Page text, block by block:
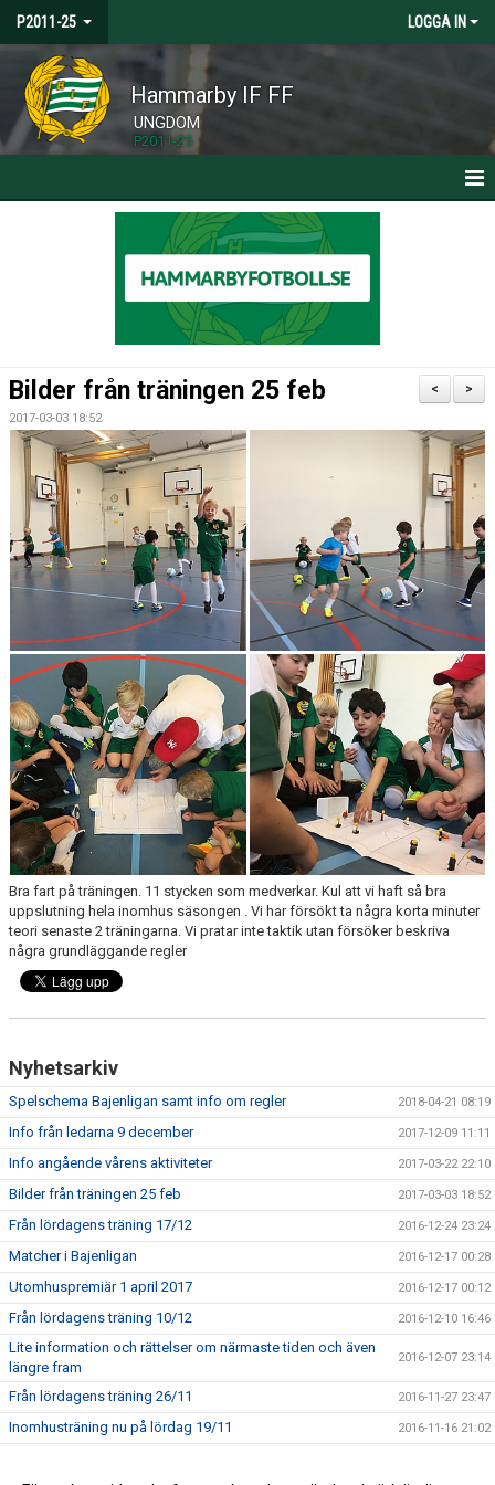
P2011-25 LOGGA IN
Hammarby IF FF
UNGDOM
P2011-25
BILDGALLERI
DOKUMENT
KONTAKT
MATCHER
>
<
Bilder från träningen 25 feb
2017-03-03 18:52
Bra fart på träningen. 11 stycken som medverkar. Kul att vi haft så bra
uppslutning hela inomhus säsongen . Vi har försökt ta några korta minuter
teori senaste 2 träningarna. Vi pratar inte taktik utan försöker beskriva
några grundläggande regler
Nyhetsarkiv
Spelschema Bajenligan samt info om regler 2018-04-21 08:19
Info från ledarna 9 december 2017-12-09 11:11
Info angående vårens aktiviteter 2017-03-22 22:10
Bilder från träningen 25 feb 2017-03-03 18:52
Från lördagens träning 17/12 2016-12-24 23:24
Matcher i Bajenligan 2016-12-17 00:28
Utomhuspremiär 1 april 2017 2016-12-17 00:12
Från lördagens träning 10/12 2016-12-10 16:46
Lite information och rättelser om närmaste tiden och även
längre fram
2016-12-07 23:14
Från lördagens träning 26/11 2016-11-27 23:47
Inomhusträning nu på lördag 19/11 2016-11-16 21:02